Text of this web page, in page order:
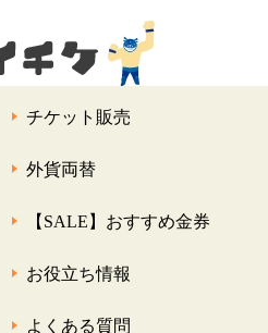
チケット販売
外貨両替
【SALE】おすすめ金券
お役立ち情報
よくある質問